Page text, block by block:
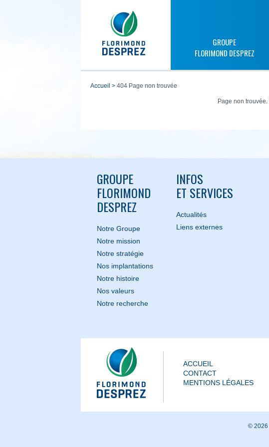
GROUPE
FLORIMOND DESPREZ
accueil > 404 Page non trouvée
Page non
GROUPE
FLORIMOND
DESPREZ
Notre Groupe
Notre mission
Notre stratégie
Nos implantations
Notre histoire
Nos valeurs
Notre recherche
INFOS
ET SERVICES
Actualités
Liens externes
ACCUEIL
CONTACT
MENTIONS LÉGALES
© 2026